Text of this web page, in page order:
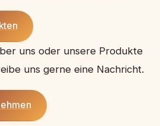
uns oder unsere Produkte
uns gerne eine Nachricht.